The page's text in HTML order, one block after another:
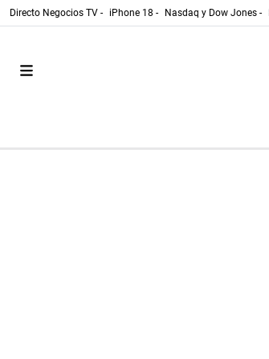
Directo Negocios TV - iPhone 18 - Nasdaq y Dow Jones -